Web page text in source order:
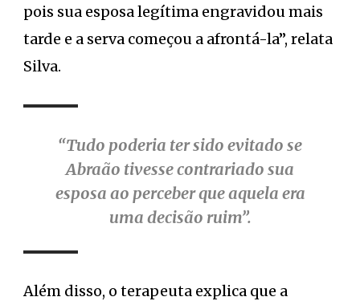
pois sua esposa legítima engravidou mais
tarde e a serva começou a afrontá-la”, relata
Silva.
“Tudo poderia ter sido evitado se
Abraão tivesse contrariado sua
esposa ao perceber que aquela era
uma decisão ruim”.
Além disso, o terapeuta explica que a